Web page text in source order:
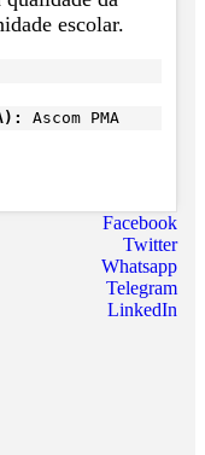
escolar.
Ascom PMA
Facebook
Twitter
Whatsapp
Telegram
LinkedIn